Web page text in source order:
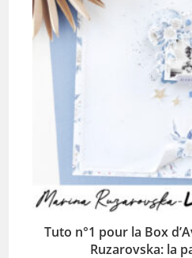
Tuto n°1 pour la Box
Ruzarovska: la